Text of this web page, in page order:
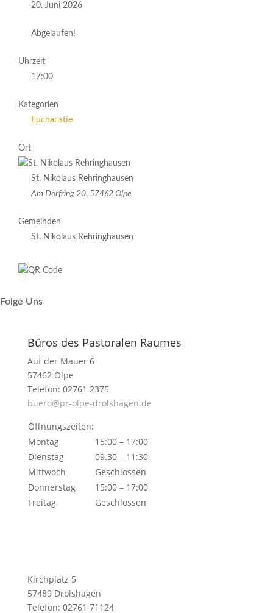
20. Juni 2026
Abgelaufen!
Uhrzeit
17:00
Kategorien
Eucharistie
Ort
St. Nikolaus Rehringhausen
Am Dorfring 20, 57462 Olpe
Gemeinden
St. Nikolaus Rehringhausen
Folge Uns
Büros des Pastoralen Raumes
Auf der Mauer 6
57462 Olpe
Telefon: 02761 2375
buero@pr-olpe-drolshagen.de
Öffnungszeiten:
Montag
15:00 – 17:00
Dienstag
09.30 – 11:30
Mittwoch
Geschlossen
Donnerstag
15:00 – 17:00
Freitag
Geschlossen
Kirchplatz 5
57489 Drolshagen
Telefon: 02761 71124